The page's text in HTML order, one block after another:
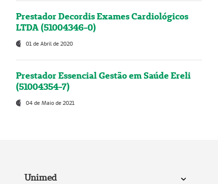
Prestador Decordis Exames Cardiológicos
LTDA (51004346-0)
01 de Abril de 2020
Prestador Essencial Gestão em Saúde Ereli
(51004354-7)
04 de Maio de 2021
Unimed